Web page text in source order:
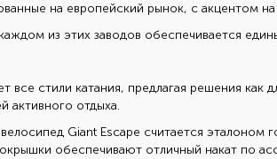
на европейский рынок, с акцентом
из этих заводов обеспечивается
все стили катания, предлагая решения
активного отдыха.
велосипед Giant Escape считается эталоном
обеспечивают отличный накат по